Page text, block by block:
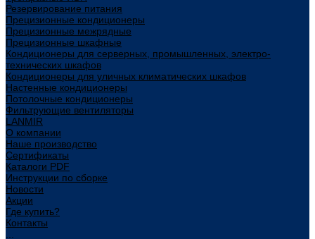
Резервирование питания
Прецизионные кондиционеры
Прецизионные межрядные
Прецизионные шкафные
Кондиционеры для серверных, промышленных, электро-
технических шкафов
Кондиционеры для уличных климатических шкафов
Настенные кондиционеры
Потолочные кондиционеры
Фильтрующие вентиляторы
LANMIR
О компании
Наше производство
Сертификаты
Каталоги PDF
Инструкции по сборке
Новости
Акции
Где купить?
Контакты